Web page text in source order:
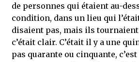
de personnes qui étaient au-
condition, dans un lieu qui
disaient pas, mais ils
c’était clair. C’était il y a une
pas quarante ou cinquante,